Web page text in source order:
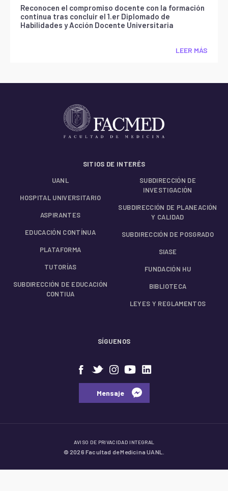
Reconocen el compromiso docente con la formación
continua tras concluir el 1.er Diplomado de
Habilidades y Acción Docente Universitaria
LEER MÁS
SITIOS DE INTERÉS
UANL
HOSPITAL UNIVERSITARIO
ASPIRANTES
EDUCACIÓN CONTÍNUA
PLATAFORMA
TUTORÍAS
SUBDIRECCIÓN DE EDUCACIÓN
CONTIUA
SUBDIRECCIÓN DE
INVESTIGACIÓN
SUBDIRECCIÓN DE PLANEACIÓN
Y CALIDAD
SUBDIRECCIÓN DE POSGRADO
SIASE
FUNDACIÓN HU
BIBLIOTECA
LEYES Y REGLAMENTOS
SÍGUENOS
⠀⠀Mensaje⠀
AVISO DE PRIVACIDAD INTEGRAL
© 2026 Facultad de Medicina UANL.